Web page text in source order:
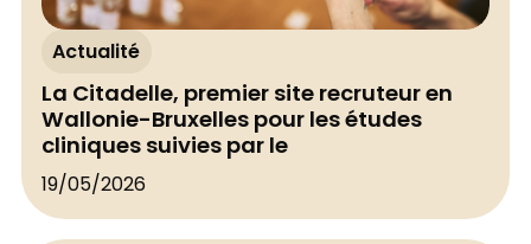
Actualité
La Citadelle, premier site recruteur en
Wallonie-Bruxelles pour les études
cliniques suivies par le
19/05/2026